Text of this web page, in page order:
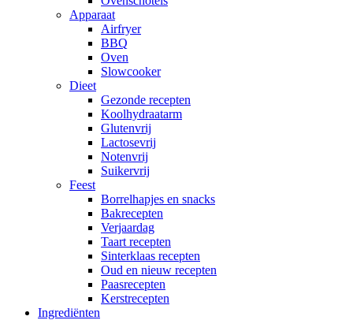
Apparaat
Airfryer
BBQ
Oven
Slowcooker
Dieet
Gezonde recepten
Koolhydraatarm
Glutenvrij
Lactosevrij
Notenvrij
Suikervrij
Feest
Borrelhapjes en snacks
Bakrecepten
Verjaardag
Taart recepten
Sinterklaas recepten
Oud en nieuw recepten
Paasrecepten
Kerstrecepten
Ingrediënten